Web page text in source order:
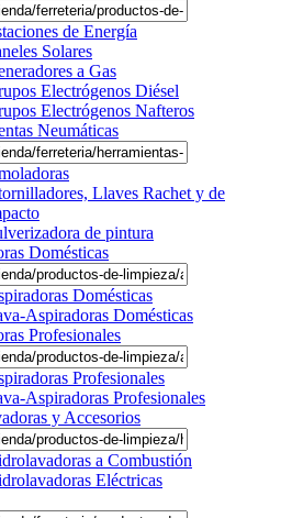
de Energía
Solares
a Gas
Electrógenos Diésel
Electrógenos Nafteros
Neumáticas
Llaves Rachet y de
de pintura
Domésticas
Domésticas
Aspiradoras Domésticas
Profesionales
Profesionales
Aspiradoras Profesionales
y Accesorios
a Combustión
Eléctricas